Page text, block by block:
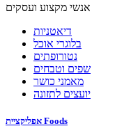
אנשי מקצוע ועסקים
דיאטניות
בלוגרי אוכל
נטורופתים
שפים וטבחים
מאמני כושר
יועצים לתזונה
אפליקציית Foods